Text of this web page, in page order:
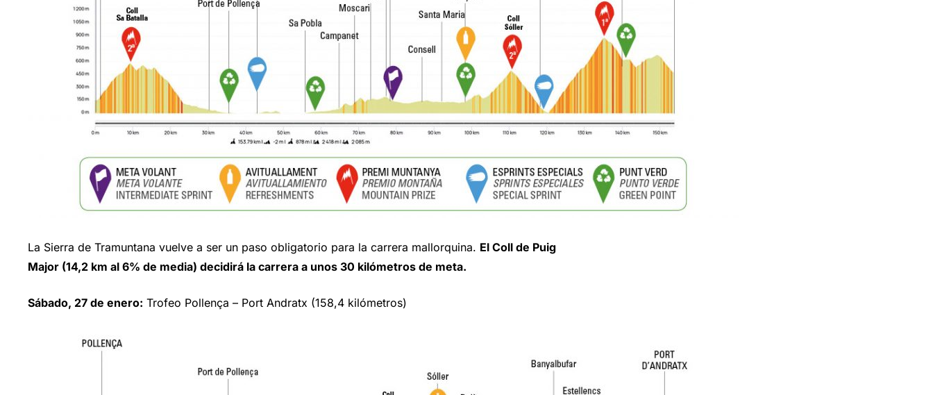
La Sierra de Tramuntana vuelve a ser un paso obligatorio para la carrera mallorquina. El Coll de Puig
Major (14,2 km al 6% de media) decidirá la carrera a unos 30 kilómetros de meta.
Sábado, 27 de enero: Trofeo Pollença – Port Andratx (158,4 kilómetros)